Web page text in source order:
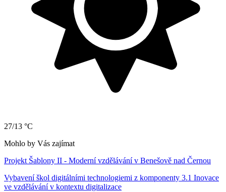
27/13 °C
Mohlo by Vás zajímat
Projekt Šablony II - Moderní vzdělávání v Benešově nad Černou
Vybavení škol digitálními technologiemi z komponenty 3.1 Inovace
ve vzdělávání v kontextu digitalizace